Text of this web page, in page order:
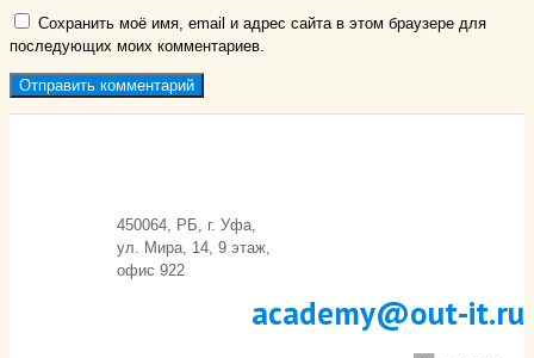
Сохранить моё имя, email и адрес сайта в этом браузере для
последующих моих комментариев.
450064, РБ, г. Уфа,
ул. Мира, 14, 9 этаж,
офис 922
academy@out-it.ru